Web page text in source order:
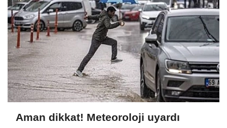
Aman dikkat! Meteoroloji uyardı